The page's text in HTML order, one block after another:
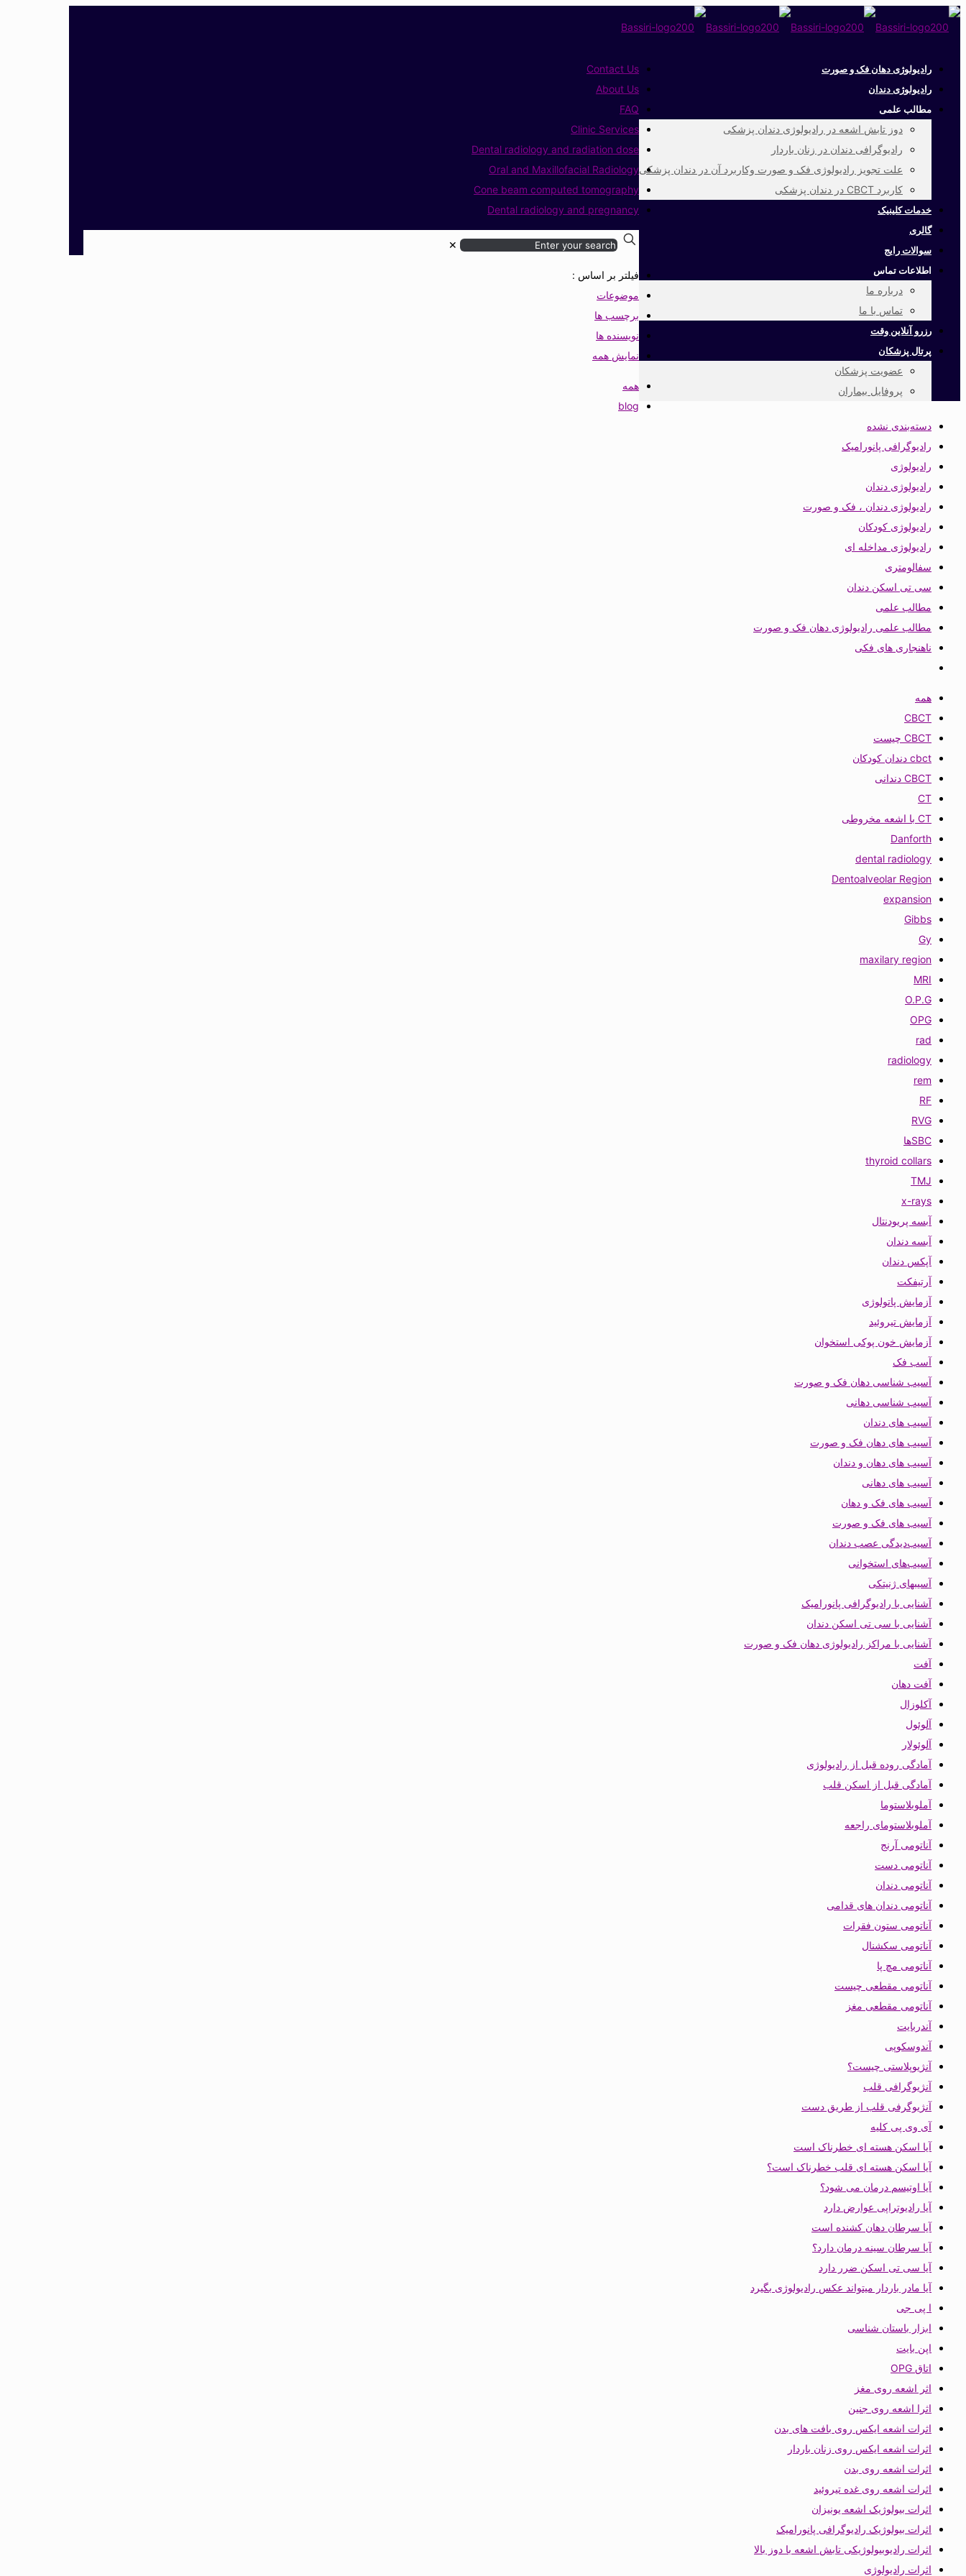
رادیولوژی دهان فک و صورت
رادیولوژی دندان
مطالب علمی
دوز تابش اشعه در رادیولوژی دندان پزشکی
رادیوگرافی دندان در زنان باردار
علت تجویز رادیولوژی فک و صورت وکاربرد آن در دندان پزشکی
کاربرد CBCT در دندان پزشکی
خدمات کلینیک
گالری
سوالات رایج
اطلاعات تماس
درباره ما
تماس با ما
رزرو آنلاین وقت
پرتال پزشکان
عضویت پزشکان
پروفایل بیماران
Contact Us
About Us
FAQ
Clinic Services
Dental radiology and radiation dose
Oral and Maxillofacial Radiology
Cone beam computed tomography
Dental radiology and pregnancy
✕
فیلتر بر اساس :
موضوعات
برچسب ها
نویسنده ها
نمایش همه
همه
blog
دسته‌بندی نشده
رادیوگرافی پانورامیک
رادیولوژی
رادیولوژی دندان
رادیولوژی دندان ، فک و صورت
رادیولوژی کودکان
رادیولوژی مداخله ای
سفالومتری
سی تی اسکن دندان
مطالب علمی
مطالب علمی رادیولوژی دهان فک و صورت
ناهنجاری های فکی
همه
CBCT
CBCT چیست
cbct دندان کودکان
CBCT دندانی
CT
CT با اشعه مخروطی
Danforth
dental radiology
Dentoalveolar Region
expansion
Gibbs
Gy
maxilary region
MRI
O.P.G
OPG
rad
radiology
rem
RF
RVG
SBCها
thyroid collars
TMJ
x-rays
آبسه پریودنتال
آبسه دندان
آپکس دندان
آرتیفکت
آزمایش پاتولوژی
آزمایش تیروئید
آزمایش خون پوکی استخوان
آسب فک
آسیب شناسی دهان فک و صورت
آسیب شناسی دهانی
آسیب های دندان
آسیب های دهان فک و صورت
آسیب های دهان و دندان
آسیب های دهانی
آسیب های فک و دهان
آسیب های فک و صورت
آسیب‌دیدگی عصب دندان
آسیب‌های استخوانی
آسیبهای ژنیتکی
آشنایی با رادیوگرافی پانورامیک
آشنایی با سی تی اسکن دندان
آشنایی با مراکز رادیولوژی دهان فک و صورت
آفت
آفت دهان
آکلوزال
آلوئول
آلوئولار
آمادگی روده قبل از رادیولوژی
آمادگی قبل از اسکن قلب
آملوبلاستوما
آملوبلاستومای راجعه
آناتومی آرنج
آناتومی دست
آناتومی دندان
آناتومی دندان های قدامی
آناتومی ستون فقرات
آناتومی سکشنال
آناتومی مچ پا
آناتومی مقطعی چیست
آناتومی مقطعی مغز
آندربایت
آندوسکوپی
آنژیوپلاستی چیست؟
آنژیوگرافی قلب
آنژیوگرفی قلب از طریق دست
آی وی پی کلیه
آیا اسکن هسته ای خطرناک است
آیا اسکن هسته ای قلب خطرناک است؟
آیا اوتیسم درمان می شود؟
آیا رادیوتراپی عوارض دارد
آیا سرطان دهان کشنده است
آیا سرطان سینه درمان دارد؟
آیا سی تی اسکن ضرر دارد
آیا مادر باردار میتواند عکس رادیولوژی بگیرد
ا پی جی
ابزار باستان شناسی
اپن بایت
اتاق OPG
اثر اشعه روی مغز
اثرا اشعه روی جنین
اثرات اشعه ایکس روی بافت های بدن
اثرات اشعه ایکس روی زنان باردار
اثرات اشعه روی بدن
اثرات اشعه روی غده تیروئید
اثرات بیولوژیک اشعه یونیزان
اثرات بیولوژیک رادیوگرافی پانورامیک
اثرات رادیوبیولوژیکی تابش اشعه با دوز بالا
اثرات رادیولوژی